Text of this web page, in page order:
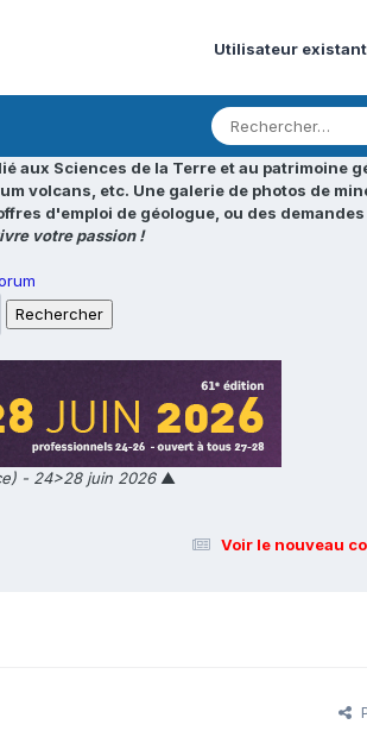
Utilisateur
aux Sciences de la Terre et au patrimoine
volcans, etc. Une galerie de photos de
d'emploi de géologue, ou des
votre passion !
- 24>28 juin 2026▲
Voir le nouveau